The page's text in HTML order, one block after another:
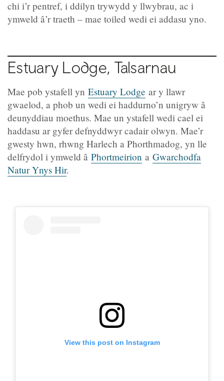
chi i’r pentref, i ddilyn trywydd y llwybrau, ac i
ymweld â’r traeth – mae toiled wedi ei addasu yno.
Estuary Lodge, Talsarnau
Mae pob ystafell yn Estuary Lodge ar y llawr
gwaelod, a phob un wedi ei haddurno’n unigryw â
deunyddiau moethus. Mae un ystafell wedi cael ei
haddasu ar gyfer defnyddwyr cadair olwyn. Mae’r
gwesty hwn, rhwng Harlech a Phorthmadog, yn lle
delfrydol i ymweld â Phortmeirion a Gwarchodfa
Natur Ynys Hir.
View this post on Instagram